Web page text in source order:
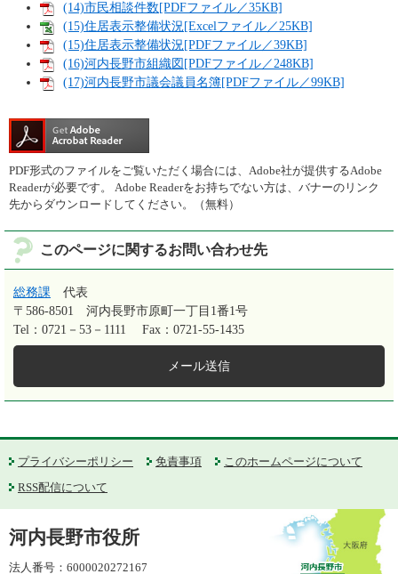
(14)市民相談件数[PDFファイル／35KB]
(15)住居表示整備状況[Excelファイル／25KB]
(15)住居表示整備状況[PDFファイル／39KB]
(16)河内長野市組織図[PDFファイル／248KB]
(17)河内長野市議会議員名簿[PDFファイル／99KB]
PDF形式のファイルをご覧いただく場合には、Adobe社が提供するAdobe
Readerが必要です。
Adobe Readerをお持ちでない方は、バナーのリンク
先からダウンロードしてください。（無料）
このページに関するお問い合わせ先
総務課
代表
〒586-8501
河内長野市原町一丁目1番1号
Tel：0721－53－1111
Fax：0721-55-1435
メール送信
プライバシーポリシー 免責事項
このホームページについて
RSS配信について
河内長野市役所
法人番号：6000020272167